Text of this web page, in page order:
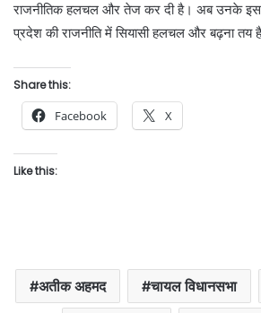
राजनीतिक हलचल और तेज कर दी है। अब उनके इस
प्रदेश की राजनीति में सियासी हलचल और बढ़ना तय
Share this:
Facebook X
Like this:
अतीक अहमद चायल विधानसभा